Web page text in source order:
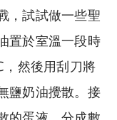
，試試做一些聖
置於室溫一段時
然後用刮刀將
鹽奶油攪散。接